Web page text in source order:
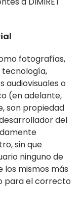
fotografías,
tecnología,
audiovisuales o
(en adelante,
son propiedad
desarrollador del
sin que
ninguno de
los mismos más
para el correcto